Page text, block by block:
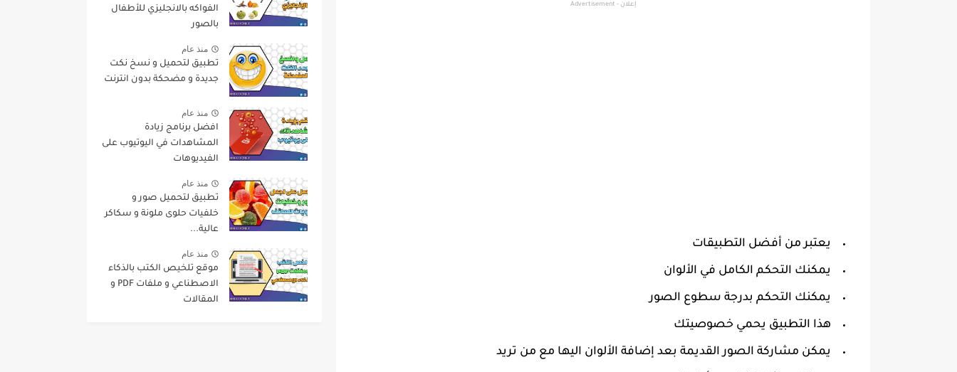
إعلان - Advertisement
يعتبر من أفضل التطبيقات
يمكنك التحكم الكامل في الألوان
يمكنك التحكم بدرجة سطوع الصور
هذا التطبيق يحمي خصوصيتك
يمكن مشاركة الصور القديمة بعد إضافة الألوان اليها مع من تريد
الفواكه بالانجليزي للأطفال
بالصور
منذ عام
تطبيق لتحميل و نسخ نكت
جديدة و مضحكة بدون انترنت
منذ عام
افضل برنامج زيادة
المشاهدات في اليوتيوب على
الفيديوهات
منذ عام
تطبيق لتحميل صور و
خلفيات حلوى ملونة و سكاكر
عالية...
منذ عام
موقع تلخيص الكتب بالذكاء
الاصطناعي و ملفات PDF و
المقالات